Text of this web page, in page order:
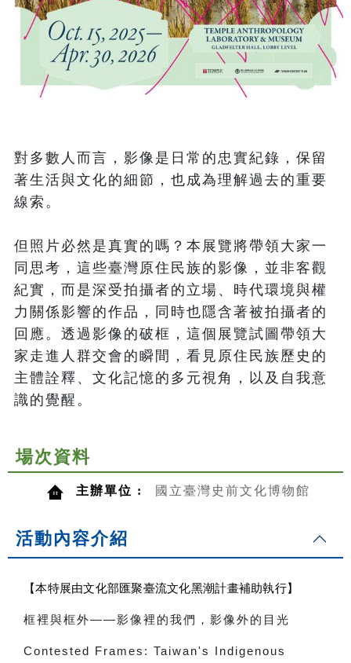
對多數人而言，影像是日常的忠實紀錄，保留
著生活與文化的細節，也成為理解過去的重要
線索。
但照片必然是真實的嗎？本展覽將帶領大家一
同思考，這些臺灣原住民族的影像，並非客觀
紀實，而是深受拍攝者的立場、時代環境與權
力關係影響的作品，同時也隱含著被拍攝者的
回應。透過影像的破框，這個展覽試圖帶領大
家走進人群交會的瞬間，看見原住民族歷史的
主體詮釋、文化記憶的多元視角，以及自我意
識的覺醒。
場次資料
主辦單位 : 國立臺灣史前文化博物館
活動內容介紹
【本特展由文化部匯聚臺流文化黑潮計畫補助執行】
框裡與框外——影像裡的我們，影像外的目光
Contested Frames: Taiwan's Indigenous